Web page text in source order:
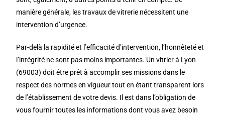
manière générale, les travaux de vitrerie nécessitent une
intervention d’urgence.
Par-delà la rapidité et l’efficacité d’intervention, l’honnêteté et
l’intégrité ne sont pas moins importantes. Un vitrier à Lyon
(69003) doit être prêt à accomplir ses missions dans le
respect des normes en vigueur tout en étant transparent lors
de l’établissement de votre devis. Il est dans l’obligation de
vous fournir toutes les informations dont vous avez besoin